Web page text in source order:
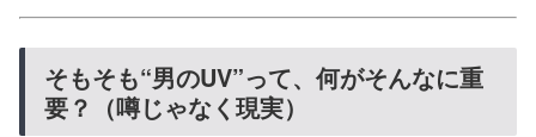
そもそも“男のUV”って、何がそんなに重
要？（噂じゃなく現実）